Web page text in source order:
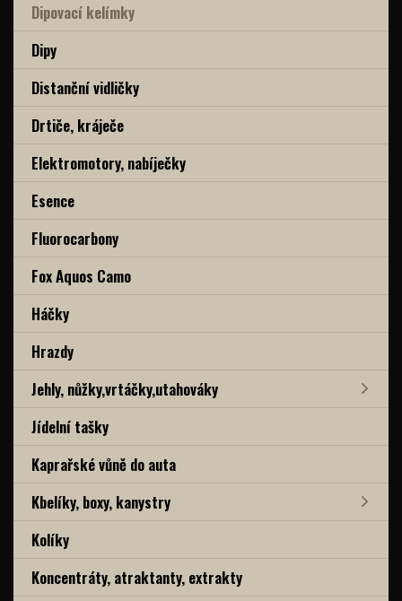
Dipovací kelímky
Dipy
Distanční vidličky
Drtiče, kráječe
Elektromotory, nabíječky
Esence
Fluorocarbony
Fox Aquos Camo
Háčky
Hrazdy
Jehly, nůžky,vrtáčky,utahováky
Jídelní tašky
Kaprařské vůně do auta
Kbelíky, boxy, kanystry
Kolíky
Koncentráty, atraktanty, extrakty